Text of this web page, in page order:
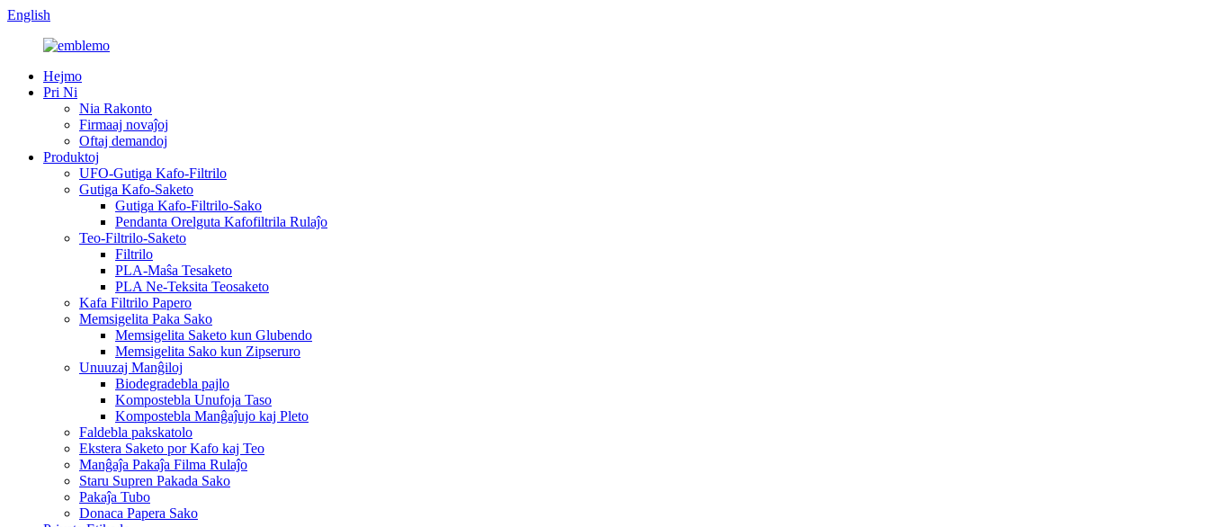
English
Hejmo
Pri Ni
Nia Rakonto
Firmaaj novaĵoj
Oftaj demandoj
Produktoj
UFO-Gutiga Kafo-Filtrilo
Gutiga Kafo-Saketo
Gutiga Kafo-Filtrilo-Sako
Pendanta Orelguta Kafofiltrila Rulaĵo
Teo-Filtrilo-Saketo
Filtrilo
PLA-Maŝa Tesaketo
PLA Ne-Teksita Teosaketo
Kafa Filtrilo Papero
Memsigelita Paka Sako
Memsigelita Saketo kun Glubendo
Memsigelita Sako kun Zipseruro
Unuuzaj Manĝiloj
Biodegradebla pajlo
Kompostebla Unufoja Taso
Kompostebla Manĝaĵujo kaj Pleto
Faldebla pakskatolo
Ekstera Saketo por Kafo kaj Teo
Manĝaĵa Pakaĵa Filma Rulaĵo
Staru Supren Pakada Sako
Pakaĵa Tubo
Donaca Papera Sako